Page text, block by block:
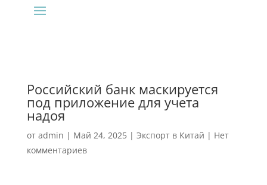
Российский банк маскируется
под приложение для учета
надоя
от admin | Май 24, 2025| Экспорт в Китай | Нет
комментариев